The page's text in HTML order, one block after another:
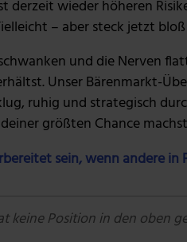
derzeit wieder höheren
– aber steck jetzt
und die Nerven
Unser Bärenmarkt-
ruhig und strategisch
größten Chance
sein, wenn andere in
keine Position in den oben